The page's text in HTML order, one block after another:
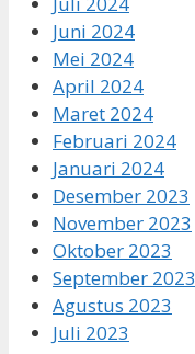
Juni 2024
Mei 2024
April 2024
Maret 2024
Februari 2024
Januari 2024
Desember 2023
November 2023
Oktober 2023
September 2023
Agustus 2023
Juli 2023